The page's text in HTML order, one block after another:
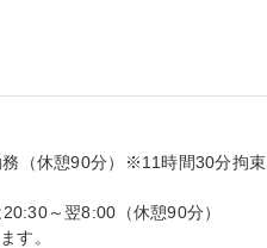
務（休憩90分）※11時間30分拘束
～翌8:00（休憩90分）
す。